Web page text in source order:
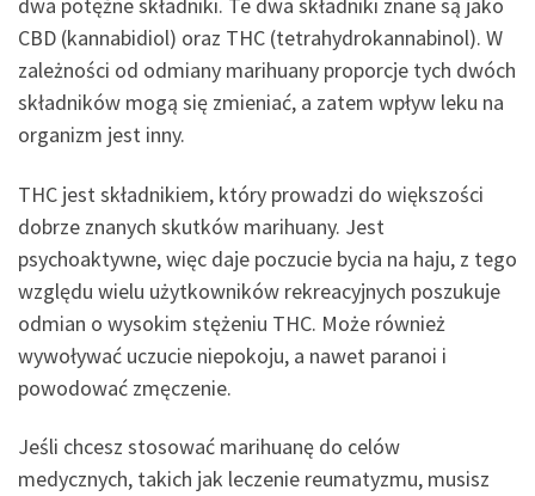
dwa potężne składniki. Te dwa składniki znane są jako
CBD (kannabidiol) oraz THC (tetrahydrokannabinol). W
zależności od odmiany marihuany proporcje tych dwóch
składników mogą się zmieniać, a zatem wpływ leku na
organizm jest inny.
THC jest składnikiem, który prowadzi do większości
dobrze znanych skutków marihuany. Jest
psychoaktywne, więc daje poczucie bycia na haju, z tego
względu wielu użytkowników rekreacyjnych poszukuje
odmian o wysokim stężeniu THC. Może również
wywoływać uczucie niepokoju, a nawet paranoi i
powodować zmęczenie.
Jeśli chcesz stosować marihuanę do celów
medycznych, takich jak leczenie reumatyzmu, musisz